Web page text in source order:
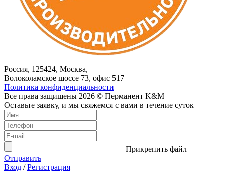
Россия, 125424, Москва,
Волоколамское шоссе 73, офис 517
Политика конфиденциальности
Все права защищены 2026 © Перманент K&M
Оставьте заявку, и мы свяжемся с вами в течение суток
Прикрепить файл
Отправить
Вход /Регистрация